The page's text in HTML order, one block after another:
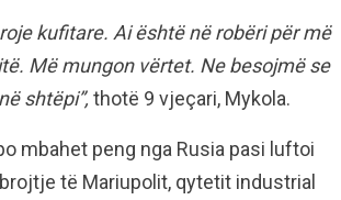
kufitare. Ai është në robëri për më
Më mungon vërtet. Ne besojmë se
shtëpi”, thotë 9 vjeçari, Mykola.
mbahet peng nga Rusia pasi luftoi
të Mariupolit, qytetit industrial